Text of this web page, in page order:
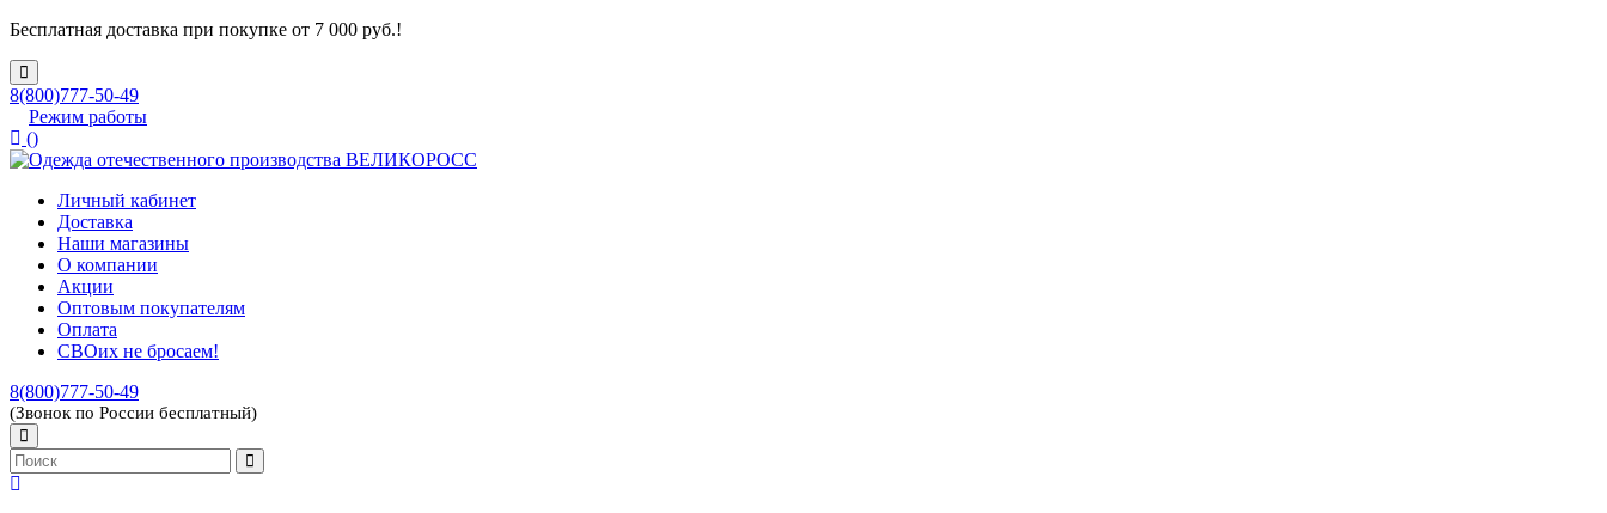
Бесплатная доставка при покупке от 7 000 руб.!
8(800)777-50-49
Режим работы
()
Личный кабинет
Доставка
Наши магазины
О компании
Акции
Оптовым покупателям
Оплата
СВОих не бросаем!
8(800)777-50-49
(Звонок по России бесплатный)